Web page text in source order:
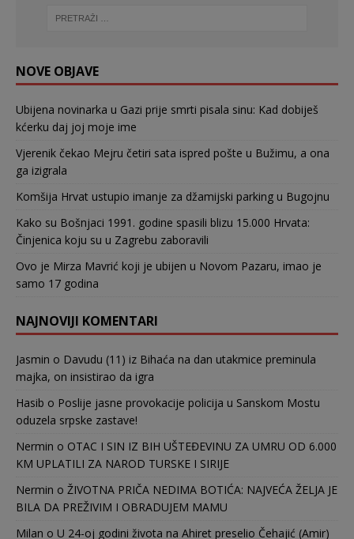
NOVE OBJAVE
Ubijena novinarka u Gazi prije smrti pisala sinu: Kad dobiješ
kćerku daj joj moje ime
Vjerenik čekao Mejru četiri sata ispred pošte u Bužimu, a ona
ga izigrala
Komšija Hrvat ustupio imanje za džamijski parking u Bugojnu
Kako su Bošnjaci 1991. godine spasili blizu 15.000 Hrvata:
Činjenica koju su u Zagrebu zaboravili
Ovo je Mirza Mavrić koji je ubijen u Novom Pazaru, imao je
samo 17 godina
NAJNOVIJI KOMENTARI
Jasmin o Davudu (11) iz Bihaća na dan utakmice preminula
majka, on insistirao da igra
Hasib o Poslije jasne provokacije policija u Sanskom Mostu
oduzela srpske zastave!
Nermin o OTAC I SIN IZ BIH UŠTEĐEVINU ZA UMRU OD 6.000
KM UPLATILI ZA NAROD TURSKE I SIRIJE
Nermin o ŽIVOTNA PRIČA NEDIMA BOTIĆA: NAJVEĆA ŽELJA JE
BILA DA PREŽIVIM I OBRADUJEM MAMU
Milan o U 24-oj godini života na Ahiret preselio Čehajić (Amir)